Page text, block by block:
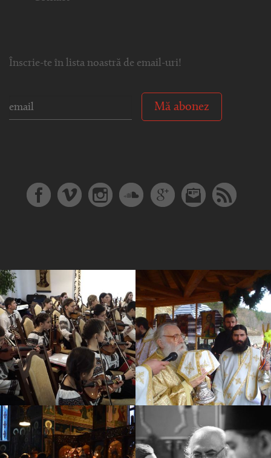
Înscrie-te în lista noastră de email-uri!
Mă abonez